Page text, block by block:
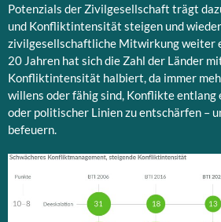
Potenzials der Zivilgesellschaft trägt
und Konfliktintensität steigen und
zivilgesellschaftliche Mitwirkung weiter
20 Jahren hat sich die Zahl der Länder
Konfliktintensität halbiert, da immer
willens oder fähig sind, Konflikte entlang
oder politischer Linien zu entschärfen –
befeuern.